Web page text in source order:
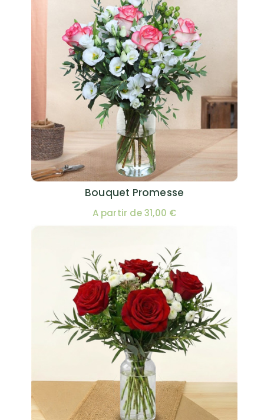
Bouquet Promesse
A partir de 31,00 €